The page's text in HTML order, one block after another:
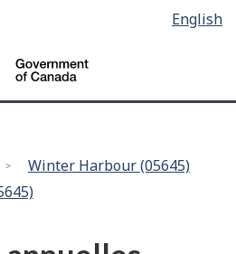
main
content
la
version
HTML
English
Winter Harbour (05645)